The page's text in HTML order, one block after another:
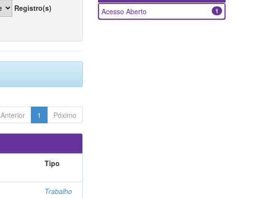
Registro(s)
Anterior 1 Póximo
Tipo
Trabalho
1
Acesso Aberto